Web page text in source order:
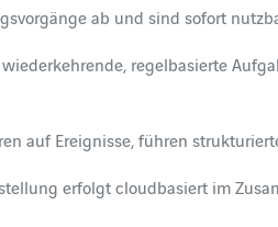
ab und sind sofort
regelbasierte
auf Ereignisse, führen
erfolgt cloudbasiert im